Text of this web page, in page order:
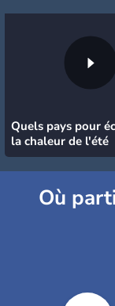
Quels pays pour
la chaleur de l'été
Où